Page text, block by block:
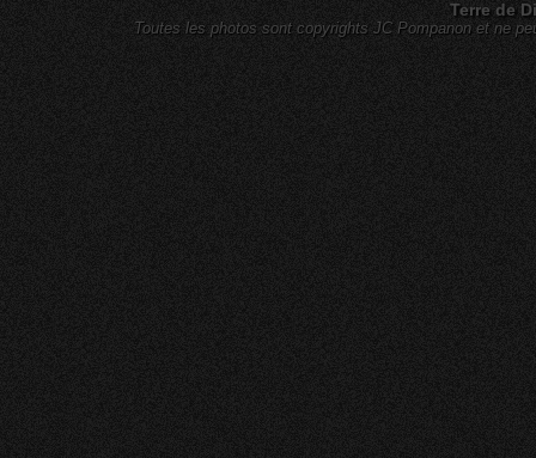
Terre de
Toutes les photos sont copyrights JC Pompanon et ne